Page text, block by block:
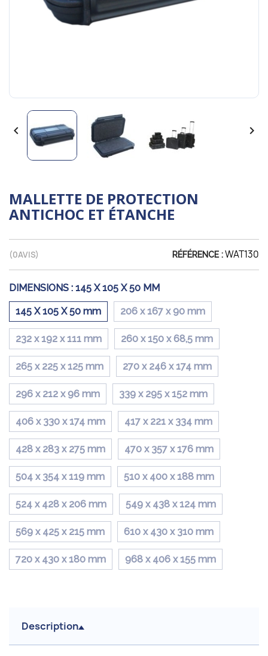
 
MALLETTE DE PROTECTION
ANTICHOC ET ÉTANCHE
(0AVIS) RÉFÉRENCE :WAT130
DIMENSIONS : 145 X 105 X 50 MM
145 X 105 X 50 mm 206 x 167 x 90 mm
232 x 192 x 111 mm 260 x 150 x 68,5 mm
265 x 225 x 125 mm 270 x 246 x 174 mm
296 x 212 x 96 mm 339 x 295 x 152 mm
406 x 330 x 174 mm 417 x 221 x 334 mm
428 x 283 x 275 mm 470 x 357 x 176 mm
504 x 354 x 119 mm 510 x 400 x 188 mm
524 x 428 x 206 mm 549 x 438 x 124 mm
569 x 425 x 215 mm 610 x 430 x 310 mm
720 x 430 x 180 mm 968 x 406 x 155 mm
Description